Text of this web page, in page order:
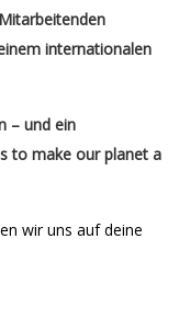
internationalen
– und ein
to make our planet a
wir uns auf deine